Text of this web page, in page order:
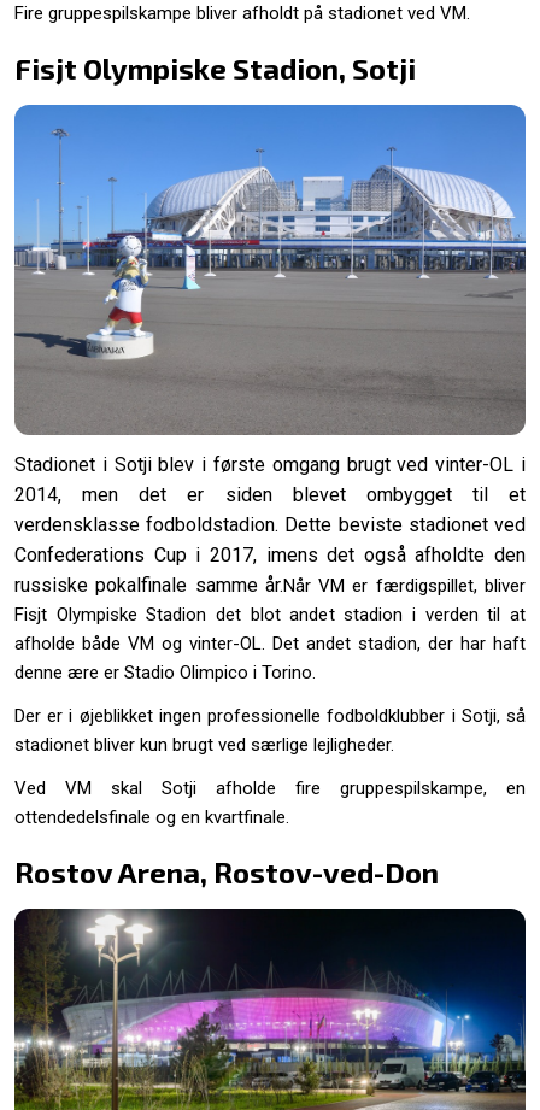
Fire gruppespilskampe bliver afholdt på stadionet ved VM.
Fisjt Olympiske Stadion, Sotji
Stadionet i Sotji blev i første omgang brugt ved vinter-OL i
2014, men det er siden blevet ombygget til et
verdensklasse fodboldstadion. Dette beviste stadionet ved
Confederations Cup i 2017, imens det også afholdte den
russiske pokalfinale samme år.Når VM er færdigspillet, bliver
Fisjt Olympiske Stadion det blot andet stadion i verden til at
afholde både VM og vinter-OL. Det andet stadion, der har haft
denne ære er Stadio Olimpico i Torino.
Der er i øjeblikket ingen professionelle fodboldklubber i Sotji, så
stadionet bliver kun brugt ved særlige lejligheder.
Ved VM skal Sotji afholde fire gruppespilskampe, en
ottendedelsfinale og en kvartfinale.
Rostov Arena, Rostov-ved-Don